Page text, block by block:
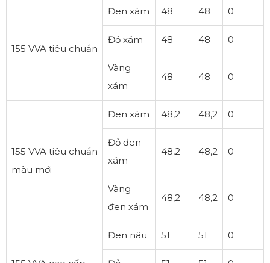
155 VVA tiêu chuẩn
Đen xám 48 48 0
Đỏ xám 48 48 0
Vàng
xám
48 48 0
155 VVA tiêu chuẩn
màu mới
Đen xám 48,2 48,2 0
Đỏ đen
xám
48,2 48,2 0
Vàng
đen xám
48,2 48,2 0
Đen nâu 51 51 0